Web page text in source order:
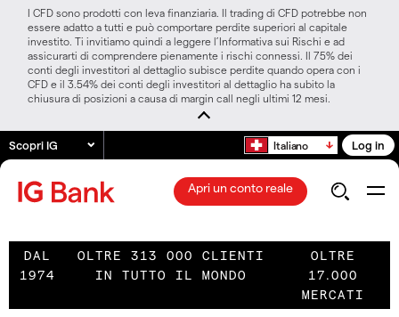
I CFD sono prodotti con leva finanziaria. Il trading di CFD potrebbe non
essere adatto a tutti e può comportare perdite superiori al capitale
investito. Ti invitiamo quindi a leggere l’Informativa sui Rischi e ad
assicurarti di comprendere pienamente i rischi connessi. Il 75% dei
conti degli investitori al dettaglio subisce perdite quando opera con i
CFD e il 3.54% dei conti degli investitori al dettaglio ha subito la
chiusura di posizioni a causa di margin call negli ultimi 12 mesi.
Scopri IG Italiano Log in
Apri un conto reale
DAL
1974
OLTRE 313 000 CLIENTI
IN TUTTO IL MONDO
OLTRE
17.000
MERCATI